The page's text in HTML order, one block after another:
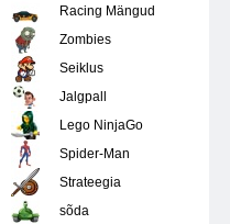
Racing Mängud
Zombies
Seiklus
Jalgpall
Lego NinjaGo
Spider-Man
Strateegia
sõda